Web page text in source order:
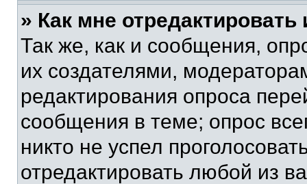
» Как мне
Так же, как и сообщения,
их создателями,
редактирования опроса
сообщения в теме; опрос
никто не успел
отредактировать любой из